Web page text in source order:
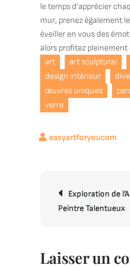
le temps d’apprécier
mur, prenez également
éveiller en vous des
alors profitez
art
art sculptural
design intérieur
œuvres uniques
verre
Navigation
de
Exploration de
Peintre Talentueux
Laisser un